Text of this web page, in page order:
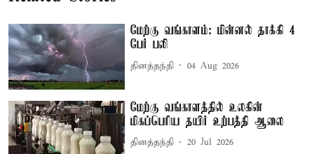
மேற்கு வங்காளம்: மின்னல் தாக்கி 4
பேர் பலி
தினத்தந்தி 04 Aug 2026
மேற்கு வங்காளத்தில் உலகின்
மிகப்பெரிய தயிர் உற்பத்தி ஆலை
தினத்தந்தி 20 Jul 2026